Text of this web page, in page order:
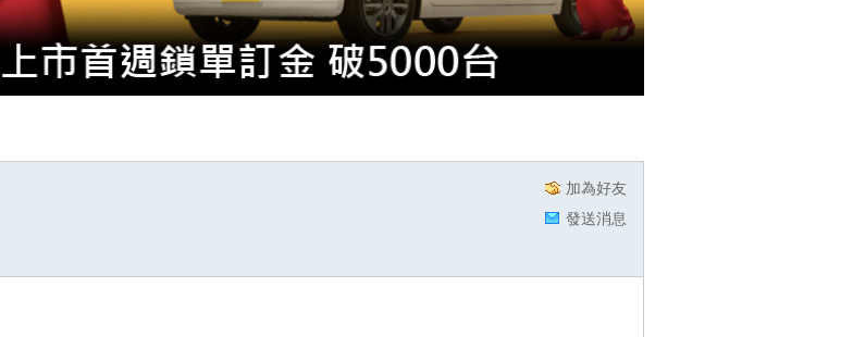
加為好友
發送消息